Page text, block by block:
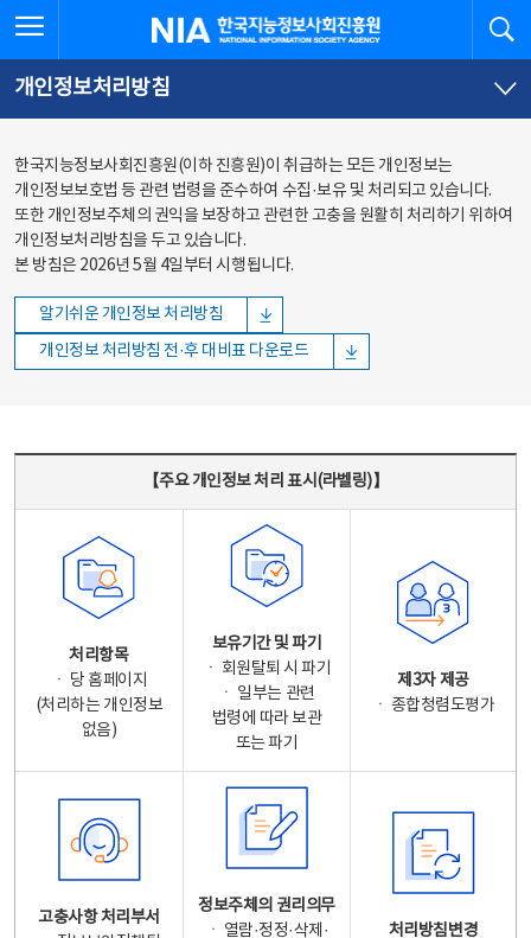
바로가기
바로가기
한국지능정보사회진흥원
개인정보처리방침
한국지능정보사회진흥원(이하 진흥원)이 취급하는 모든 개인정보는
개인정보보호법 등 관련 법령을 준수하여 수집·보유 및 처리되고 있습니다.
또한 개인정보주체의 권익을 보장하고 관련한 고충을 원활히 처리하기 위하여
개인정보처리방침을 두고 있습니다.
본 방침은 2026년 5월 4일부터 시행됩니다.
알기쉬운 개인정보 처리방침
개인정보 처리방침 전·후 대비표 다운로드
【주요 개인정보 처리 표시(라벨링)】
처리항목
ㆍ 당 홈페이지
(처리하는 개인정보
없음)
보유기간 및 파기
ㆍ 회원탈퇴 시 파기
ㆍ 일부는 관련
법령에 따라 보관
또는 파기
제3자 제공
ㆍ 종합청렴도평가
고충사항 처리부서
정보주체의 권리의무
ㆍ 열람·정정·삭제·
처리방침변경